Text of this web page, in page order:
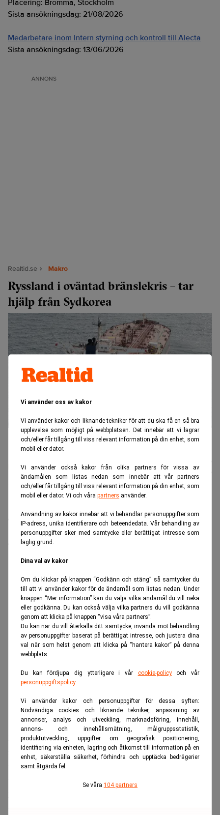
Vi använder oss av kakor
Vi använder kakor och liknande tekniker för att du ska få en så bra
upplevelse som möjligt på webbplatsen. Det innebär att vi lagrar
och/eller får tillgång till viss relevant information på din enhet, som
mobil eller dator.
Vi använder också kakor från olika partners för vissa av
ändamålen som listas nedan som innebär att vår partners
och/eller får tillgång till viss relevant information på din enhet, som
mobil eller dator. Vi och våra partners använder.
Användning av kakor innebär att vi behandlar personuppgifter som
IP-adress, unika identifierare och beteendedata. Vår behandling av
personuppgifter sker med samtycke eller berättigat intresse som
laglig grund.
Dina val av kakor
Om du klickar på knappen “Godkänn och stäng” så samtycker du
till att vi använder kakor för de ändamål som listas nedan. Under
knappen “Mer information” kan du välja vilka ändamål du vill neka
eller godkänna. Du kan också välja vilka partners du vill godkänna
genom att klicka på knappen “visa våra partners”.
Du kan när du vill återkalla ditt samtycke, invända mot behandling
av personuppgifter baserat på berättigat intresse, och justera dina
val när som helst genom att klicka på “hantera kakor” på denna
webbplats.
Du kan fördjupa dig ytterligare i vår cookie-policyoch vår
personuppgiftspolicy.
Vi använder kakor och personuppgifter för dessa syften:
Nödvändiga cookies och liknande tekniker, anpassning av
annonser, analys och utveckling, marknadsföring, innehåll,
annons- och innehållsmätning, målgruppsstatistik,
produktutveckling, uppgifter om geografisk positionering,
identifiering via enheten, lagring och åtkomst till information på en
enhet, säkerställa säkerhet, förhindra och upptäcka bedrägerier
samt åtgärda fel.
Se våra 104 partners
Placering: Bromma, Stockholm
Sista ansökningsdag: 21/08/2026
Medarbetare inom Intern styrning och kontroll till Alecta
Sista ansökningsdag: 13/06/2026
ANNONS
Realtid.se Makro
Ryssland i oväntad bränslekris – tar
hjälp från Sydkorea
Ryssland har fått vända sig till Sydkorea för bränsle. (Foto: Mathieu
Pattier/AP/TT)
Colliander
07 aug. 2026
Uppdaterad: 07 aug. 2026
drivmedel från Sydkorea för att lindra bristen som
ukrainska drönarattacker mot landets raffinaderier har
orsakat.
ANNONS
Enligten rapport från Reuters, som hänvisar till
fartygsdata från Kpler och Vortexa, lastades minst två
mindre tankfartyg med bränsle i Sydkorea och skickades
till Rysslands Fjärran östern.
Missa inte:
tar smällen. Realtid